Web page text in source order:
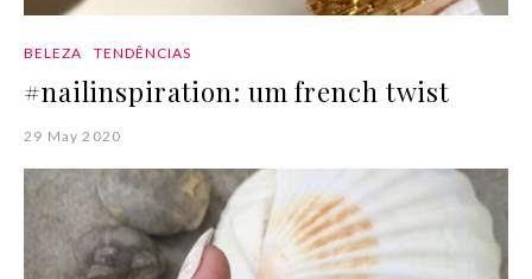
BELEZA TENDÊNCIAS
#nailinspiration: um french twist
29 May 2020